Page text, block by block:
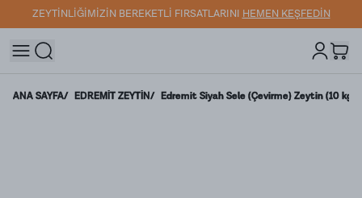
ZEYTİNLİĞİMİZİN BEREKETLİ FIRSATLARINI HEMEN KEŞFEDİN
ANA SAYFA/ EDREMİT ZEYTİN/ Edremit Siyah Sele (Çevirme) Zeytin (10 kg)